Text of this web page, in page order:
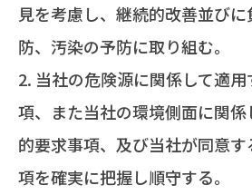
見を考慮し、継続的改善並び
防、汚染の予防に取り組む。
当社の危険源に関係して適
項、また当社の環境側面に関
的要求事項、及び当社が同意
項を確実に把握し順守する。